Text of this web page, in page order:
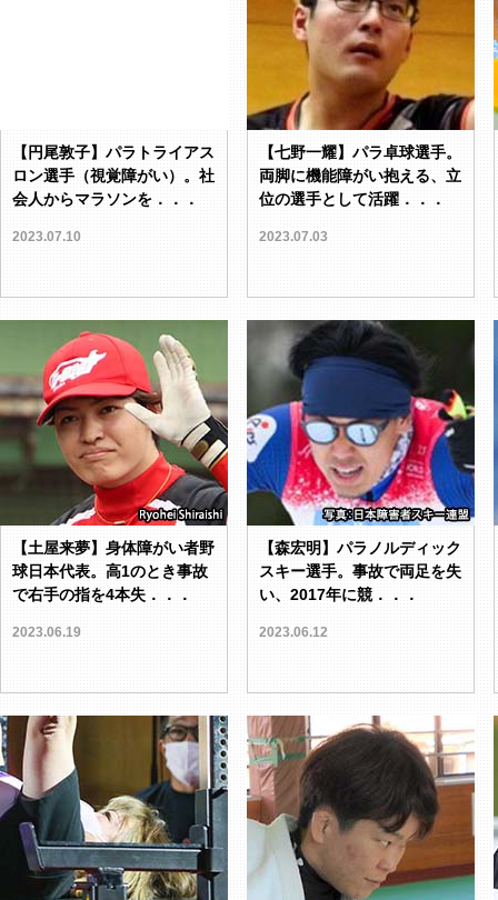
【円尾敦子】パラトライアス
ロン選手（視覚障がい）。社
会人からマラソンを．．．
2023.07.10
【七野一耀】パラ卓球選手。
両脚に機能障がい抱える、立
位の選手として活躍．．．
2023.07.03
【土屋来夢】身体障がい者野
球日本代表。高1のとき事故
で右手の指を4本失．．．
2023.06.19
【森宏明】パラノルディック
スキー選手。事故で両足を失
い、2017年に競．．．
2023.06.12